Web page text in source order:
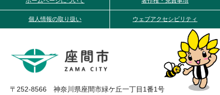
個人情報の取り扱い ウェブアクセシビリティ
〒252-8566 神奈川県座間市緑ケ丘一丁目1番1号